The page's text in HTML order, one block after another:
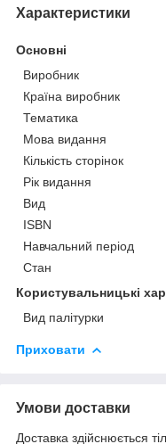
Характеристики
Основні
Виробник
Країна виробник
Тематика
Мова видання
Кількість сторінок
Рік видання
Вид
ISBN
Навчальний період
Стан
Користувальницькі
Вид палітурки
Приховати
Умови доставки
Доставка здійснюється